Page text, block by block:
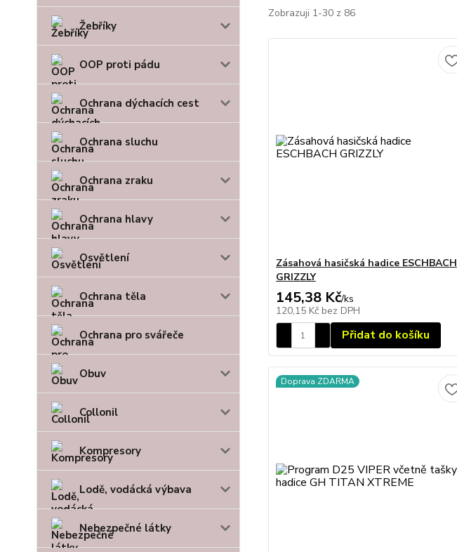
Žebříky
OOP proti pádu
Ochrana dýchacích cest
Ochrana sluchu
Ochrana zraku
Ochrana hlavy
Osvětlení
Ochrana těla
Ochrana pro svářeče
Obuv
Collonil
Kompresory
Lodě, vodácká výbava
Nebezpečné látky
Zobrazuji 1-30 z 86
Zásahová hasičská hadice ESCHBACH
GRIZZLY
145,38 Kč/ks
120,15 Kč bez DPH
Přidat do košíku
Doprava ZDARMA